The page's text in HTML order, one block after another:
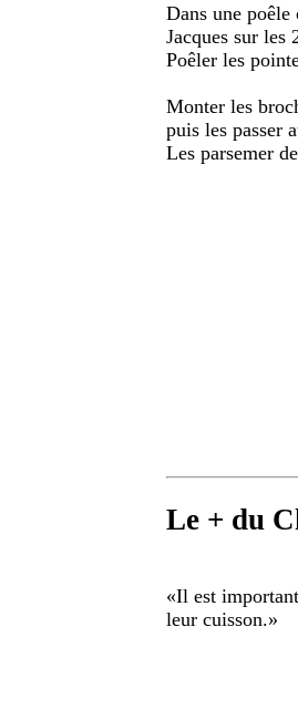
Dans une
Jacques sur les
Poêler les
Monter les
puis les passer
Les parsemer
Le + du
«Il est
leur cuisson.»